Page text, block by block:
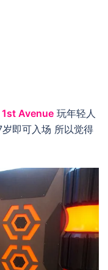
1st Avenue 玩年轻人
即可入场 所以觉得